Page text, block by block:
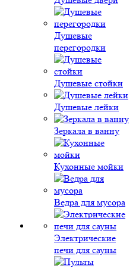
Душевые
перегородки
Душевые стойки
Душевые лейки
Зеркала в ванну
Кухонные мойки
Ведра для мусора
Электрические
печи для сауны